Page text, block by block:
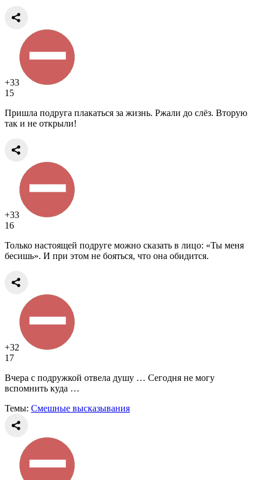
+33
15
Пришла подруга плакаться за жизнь. Ржали до слёз. Вторую
так и не открыли!
+33
16
Только настоящей подруге можно сказать в лицо: «Ты меня
бесишь». И при этом не бояться, что она обидится.
+32
17
Вчера с подружкой отвела душу … Сегодня не могу
вспомнить куда …
Темы: Смешные высказывания